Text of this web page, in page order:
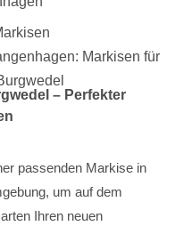
– Perfekter
passenden Markise in
um auf dem
Ihren neuen